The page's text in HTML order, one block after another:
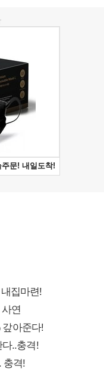
집마련!
연
갚아준다!
다..충격!
충격!